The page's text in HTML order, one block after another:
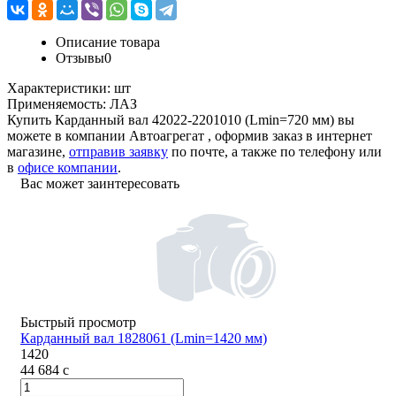
Описание товара
Отзывы0
Характеристики: шт
Применяемость: ЛАЗ
Купить Карданный вал 42022-2201010 (Lmin=720 мм) вы
можете в компании Автоагрегат , оформив заказ в интернет
магазине, отправив заявку по почте, а также по телефону или
в офисе компании.
Вас может заинтересовать
Быстрый просмотр
Карданный вал 1828061 (Lmin=1420 мм)
1420
44 684 c